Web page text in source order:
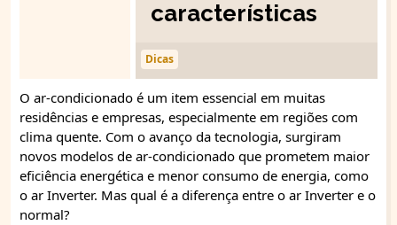
características
Dicas
O ar-condicionado é um item essencial em muitas
residências e empresas, especialmente em regiões com
clima quente. Com o avanço da tecnologia, surgiram
novos modelos de ar-condicionado que prometem maior
eficiência energética e menor consumo de energia, como
o ar Inverter. Mas qual é a diferença entre o ar Inverter e o
normal?